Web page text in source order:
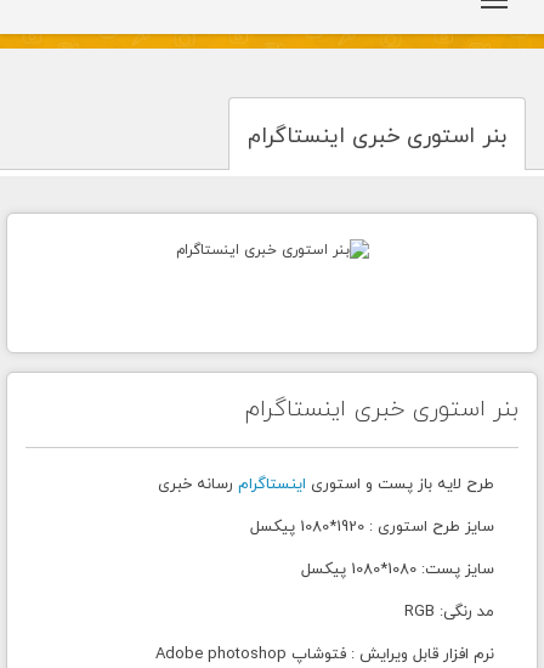
بنر استوری خبری اینستاگرام
بنر استوری خبری اینستاگرام
طرح لایه باز پست و استوری اینستاگرام رسانه خبری
سایز طرح استوری : 1920*1080 پیکسل
سایز پست: 1080*1080 پیکسل
مد رنگی: RGB
نرم افزار قابل ویرایش : فتوشاپ Adobe photoshop